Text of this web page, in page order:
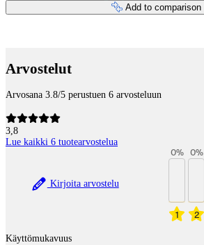
Add to comparison
Arvostelut
Arvosana 3.8/5 perustuen 6 arvosteluun
3,8
Lue kaikki 6 tuotearvostelua
Kirjoita arvostelu
1
0%
2
0%
Käyttömukavuus